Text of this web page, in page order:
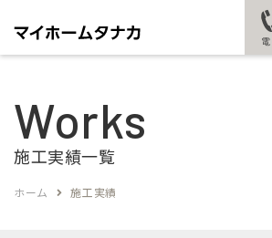
Works
施工実績一覧
ホーム 施工実績